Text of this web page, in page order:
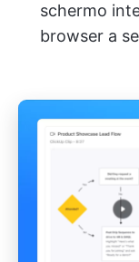
schermo
browser a